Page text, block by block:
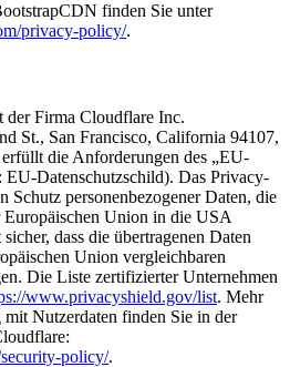
finden Sie unter
privacy-policy/.
Firma Cloudflare Inc.
St., San Francisco, California 94107,
die Anforderungen des „EU-
EU-Datenschutzschild). Das Privacy-
Schutz personenbezogener Daten, die
Europäischen Union in die USA
dass die übertragenen Daten
Union vergleichbaren
Die Liste zertifizierter Unternehmen
www.privacyshield.gov/list. Mehr
Nutzerdaten finden Sie in der
policy/.